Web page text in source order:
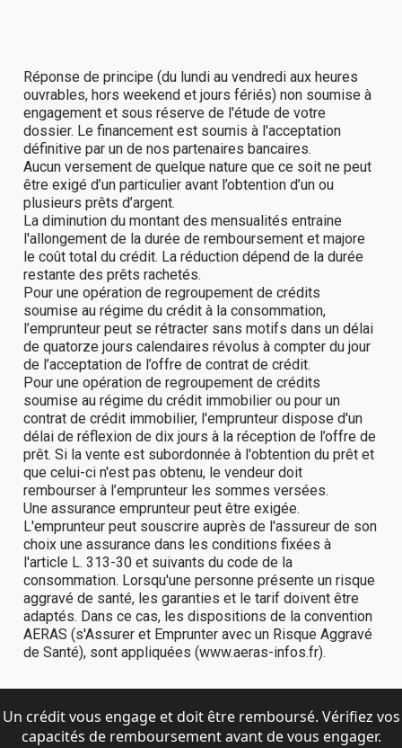
Un crédit vous engage et doit être remboursé. Vérifiez vos
capacités de remboursement avant de vous engager.